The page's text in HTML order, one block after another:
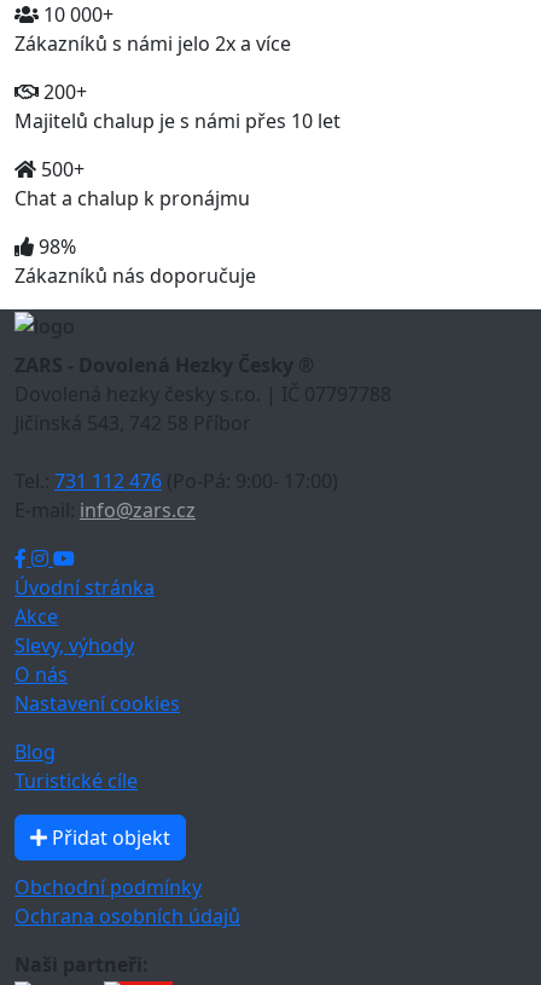
10 000+
Zákazníků s námi jelo 2x a více
200+
Majitelů chalup je s námi přes 10 let
500+
Chat a chalup k pronájmu
98%
Zákazníků nás doporučuje
ZARS - Dovolená Hezky Česky ®
Dovolená hezky česky s.r.o. | IČ 07797788
Jičínská 543, 742 58 Příbor
Tel.: 731 112 476 (Po-Pá: 9:00- 17:00)
E-mail: info@zars.cz
Úvodní stránka
Akce
Slevy, výhody
O nás
Nastavení cookies
Blog
Turistické cíle
Přidat objekt
Obchodní podmínky
Ochrana osobních údajů
Naši partneři: